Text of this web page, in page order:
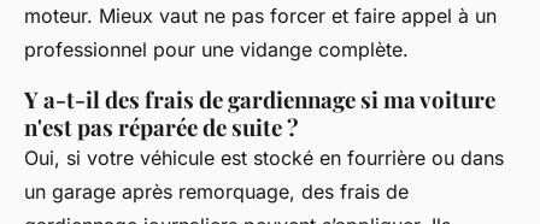
moteur. Mieux vaut ne pas forcer et faire appel à un
professionnel pour une vidange complète.
Y a-t-il des frais de gardiennage si ma voiture
n'est pas réparée de suite ?
Oui, si votre véhicule est stocké en fourrière ou dans
un garage après remorquage, des frais de